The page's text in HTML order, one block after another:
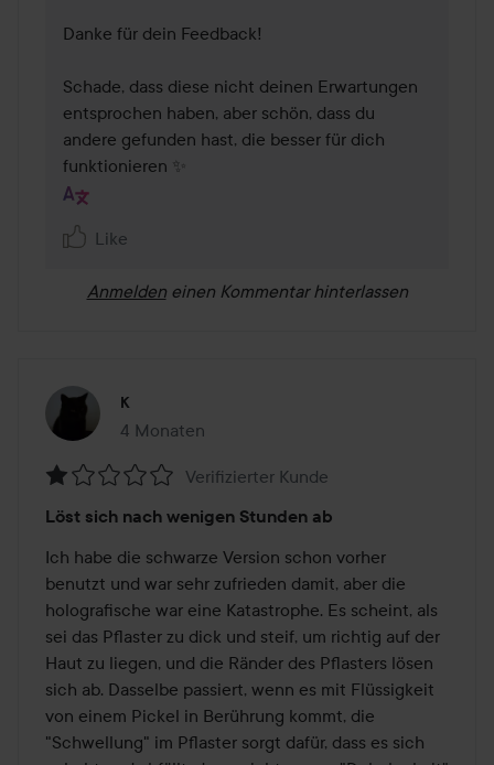
Danke für dein Feedback!
Schade, dass diese nicht deinen Erwartungen
entsprochen haben, aber schön, dass du
andere gefunden hast, die besser für dich
funktionieren ✨
Like
Anmelden einen Kommentar hinterlassen
K
4 Monaten
Der Beitrag wurde 4 Monaten erstellt
1
von
5
Verifizierter Kunde
Löst sich nach wenigen Stunden ab
Ich habe die schwarze Version schon vorher
benutzt und war sehr zufrieden damit, aber die
holografische war eine Katastrophe. Es scheint, als
sei das Pflaster zu dick und steif, um richtig auf der
Haut zu liegen, und die Ränder des Pflasters lösen
sich ab. Dasselbe passiert, wenn es mit Flüssigkeit
von einem Pickel in Berührung kommt, die
"Schwellung" im Pflaster sorgt dafür, dass es sich